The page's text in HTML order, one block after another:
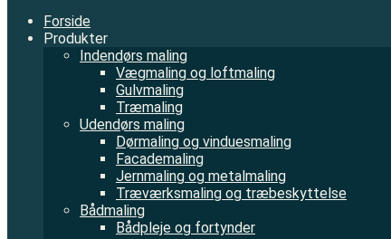
Forside
Produkter
Indendørs maling
Vægmaling og loftmaling
Gulvmaling
Træmaling
Udendørs maling
Dørmaling og vinduesmaling
Facademaling
Jernmaling og metalmaling
Træværksmaling og træbeskyttelse
Bådmaling
Bådpleje og fortynder